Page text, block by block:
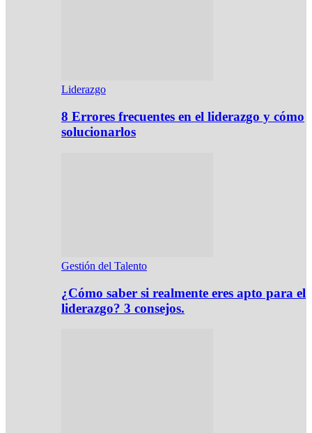
Liderazgo
8 Errores frecuentes en el liderazgo y cómo
solucionarlos
Gestión del Talento
¿Cómo saber si realmente eres apto para el
liderazgo? 3 consejos.